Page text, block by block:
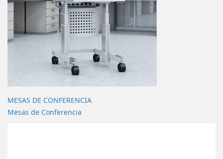
MESAS DE CONFERENCIA
Mesas de Conferencia